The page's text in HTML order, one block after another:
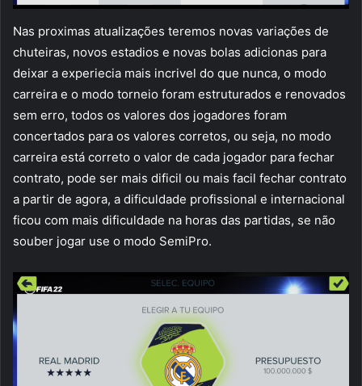
Nas proximas atualizações teremos novas variações de
chuteiras, novos estadios e novas bolas adicionas para
deixar a experiecia mais incrivel do que nunca, o modo
carreira e o modo torneio foram estruturados e renovados
sem erro, todos os valores dos jogadores foram
concertados para os valores corretos, ou seja, no modo
carreira está correto o valor de cada jogador para fechar
contrato, pode ser mais dificil ou mais facil fechar contrato
a partir de agora, a dificuldade profissional e internacional
ficou com mais dificuldade na horas das partidas, se não
souber jogar use o modo SemiPro.